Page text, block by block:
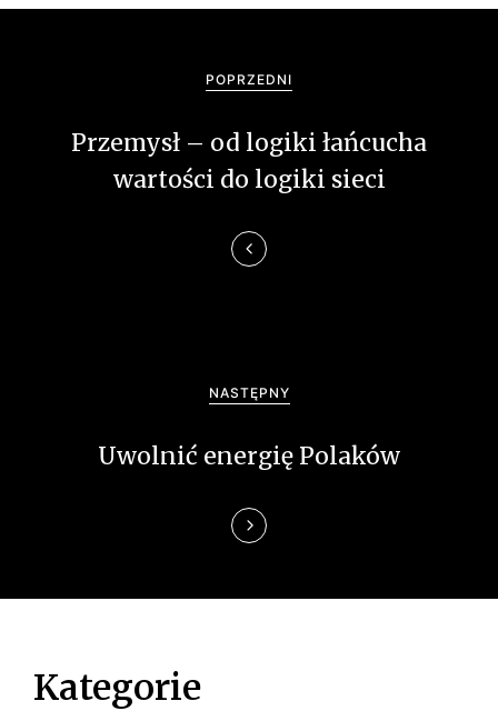
POPRZEDNI
Przemysł – od logiki łańcucha
wartości do logiki sieci
NASTĘPNY
Uwolnić energię Polaków
Kategorie